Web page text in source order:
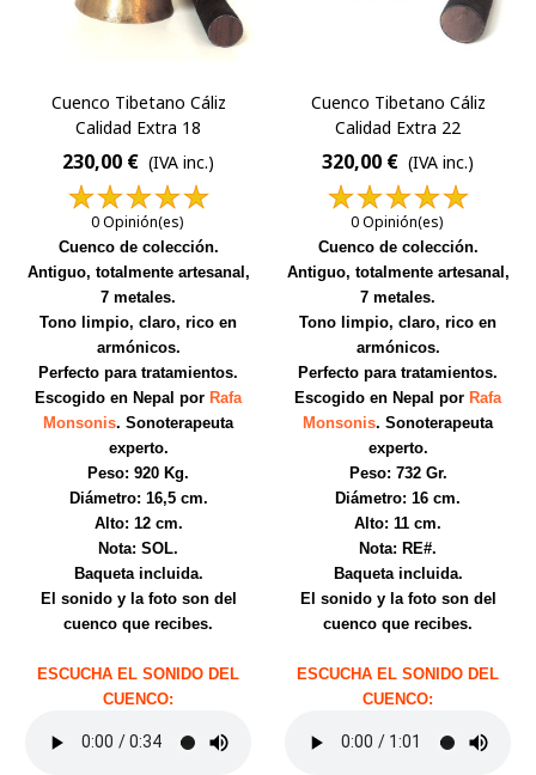
Cuenco Tibetano Cáliz
Calidad Extra 18
230,00 € (IVA inc.)
0 Opinión(es)
Cuenco de colección.
Antiguo, totalmente artesanal,
7 metales.
Tono limpio, claro, rico en
armónicos.
Perfecto para tratamientos.
Escogido en Nepal por Rafa
Monsonis. Sonoterapeuta
experto.
Peso: 920 Kg.
Diámetro: 16,5 cm.
Alto: 12 cm.
Nota: SOL.
Baqueta incluida.
El sonido y la foto son del
cuenco que recibes.
ESCUCHA EL SONIDO DEL
CUENCO:
Cuenco Tibetano Cáliz
Calidad Extra 22
320,00 € (IVA inc.)
0 Opinión(es)
Cuenco de colección.
Antiguo, totalmente artesanal,
7 metales.
Tono limpio, claro, rico en
armónicos.
Perfecto para tratamientos.
Escogido en Nepal por Rafa
Monsonis. Sonoterapeuta
experto.
Peso: 732 Gr.
Diámetro: 16 cm.
Alto: 11 cm.
Nota: RE#.
Baqueta incluida.
El sonido y la foto son del
cuenco que recibes.
ESCUCHA EL SONIDO DEL
CUENCO: